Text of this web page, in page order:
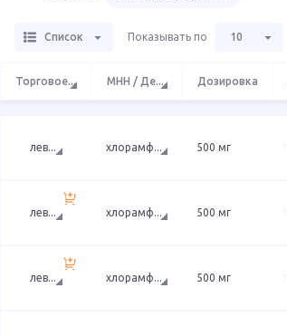
Список Показывать по 10
Торговое... МНН / Де... Дозировка
лев... хлорамф... 500 мг
лев... хлорамф... 500 мг
лев... хлорамф... 500 мг